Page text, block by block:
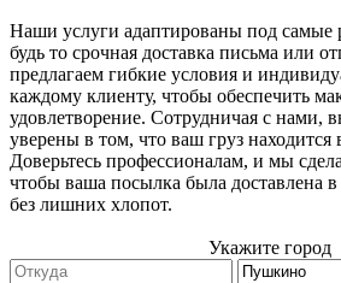
Наши услуги адаптированы под самые
будь то срочная доставка письма или
предлагаем гибкие условия и
каждому клиенту, чтобы обеспечить
удовлетворение. Сотрудничая с нами,
уверены в том, что ваш груз
Доверьтесь профессионалам, и мы
чтобы ваша посылка была доставлена
без лишних хлопот.
Укажите город